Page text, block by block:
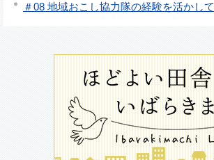
＃08 地域おこし協力隊の経験を活かして